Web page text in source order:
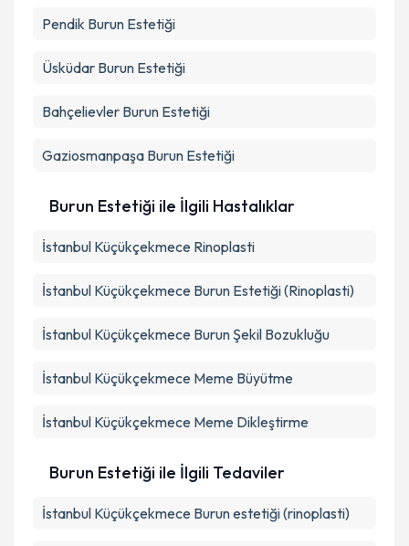
Pendik Burun Estetiği
Üsküdar Burun Estetiği
Bahçelievler Burun Estetiği
Gaziosmanpaşa Burun Estetiği
Burun Estetiği ile İlgili Hastalıklar
İstanbul Küçükçekmece Rinoplasti
İstanbul Küçükçekmece Burun Estetiği (Rinoplasti)
İstanbul Küçükçekmece Burun Şekil Bozukluğu
İstanbul Küçükçekmece Meme Büyütme
İstanbul Küçükçekmece Meme Dikleştirme
Burun Estetiği ile İlgili Tedaviler
İstanbul Küçükçekmece Burun estetiği (rinoplasti)